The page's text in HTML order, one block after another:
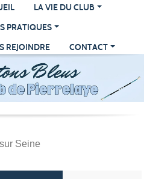
LA VIE DU CLUB
PRATIQUES
REJOINDRE
CONTACT
Seine